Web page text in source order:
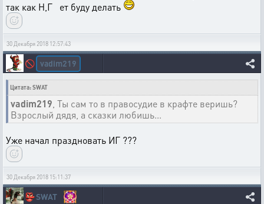
так как Н,Г ет буду делать
30 Декабря 2018 12:57:43
🚫 vadim219
Цитата: SWAT
vadim219 , Ты сам то в правосудие в крафте веришь?
Взрослый дядя, а сказки любишь...
Уже начал праздновать ИГ ???
30 Декабря 2018 15:11:37
👺SWAT